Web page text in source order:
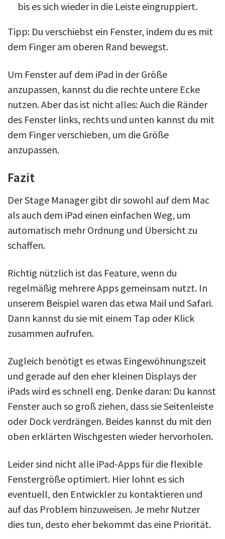
bis es sich wieder in die Leiste eingruppiert.
Tipp: Du verschiebst ein Fenster, indem du es mit
dem Finger am oberen Rand bewegst.
Um Fenster auf dem iPad in der Größe
anzupassen, kannst du die rechte untere Ecke
nutzen. Aber das ist nicht alles: Auch die Ränder
des Fenster links, rechts und unten kannst du mit
dem Finger verschieben, um die Größe
anzupassen.
Fazit
Der Stage Manager gibt dir sowohl auf dem Mac
als auch dem iPad einen einfachen Weg, um
automatisch mehr Ordnung und Übersicht zu
schaffen.
Richtig nützlich ist das Feature, wenn du
regelmäßig mehrere Apps gemeinsam nutzt. In
unserem Beispiel waren das etwa Mail und Safari.
Dann kannst du sie mit einem Tap oder Klick
zusammen aufrufen.
Zugleich benötigt es etwas Eingewöhnungszeit
und gerade auf den eher kleinen Displays der
iPads wird es schnell eng. Denke daran: Du kannst
Fenster auch so groß ziehen, dass sie Seitenleiste
oder Dock verdrängen. Beides kannst du mit den
oben erklärten Wischgesten wieder hervorholen.
Leider sind nicht alle iPad-Apps für die flexible
Fenstergröße optimiert. Hier lohnt es sich
eventuell, den Entwickler zu kontaktieren und
auf das Problem hinzuweisen. Je mehr Nutzer
dies tun, desto eher bekommt das eine Priorität.